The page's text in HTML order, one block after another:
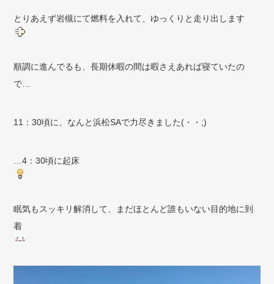
とりあえず岩槻にて燃料を入れて、ゆっくりと走り出します
順調に進んでるも、長期休暇の間は暇さえあれば寝ていたの
で…
11：30頃に、なんと浜松SAで力尽きました(・・;)
…4：30頃に起床
眠気もスッキリ解消して、まだほとんど誰もいない目的地に到
着